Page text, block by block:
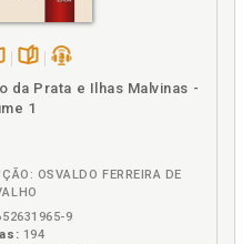
páginaspodcast
da Prata e Ilhas Malvinas -
1
OSVALDO FERREIRA DE
9
194